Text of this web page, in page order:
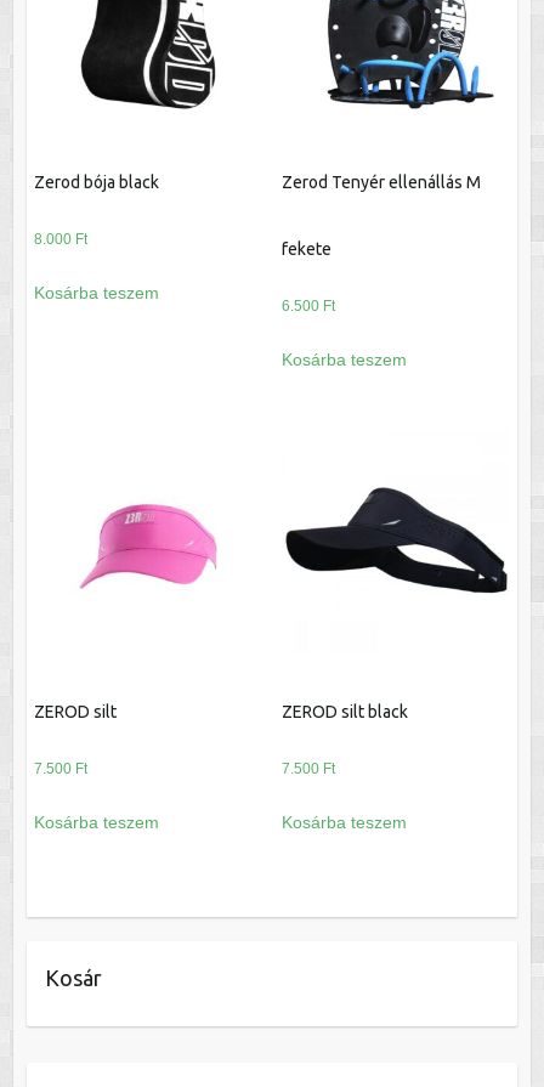
Zerod bója black
8.000 Ft
Kosárba teszem
Zerod Tenyér ellenállás M
fekete
6.500 Ft
Kosárba teszem
ZEROD silt
7.500 Ft
Kosárba teszem
ZEROD silt black
7.500 Ft
Kosárba teszem
Kosár